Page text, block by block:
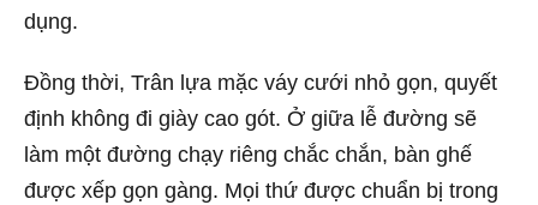
dụng.
Đồng thời, Trân lựa mặc váy cưới nhỏ gọn, quyết
định không đi giày cao gót. Ở giữa lễ đường sẽ
làm một đường chạy riêng chắc chắn, bàn ghế
được xếp gọn gàng. Mọi thứ được chuẩn bị trong